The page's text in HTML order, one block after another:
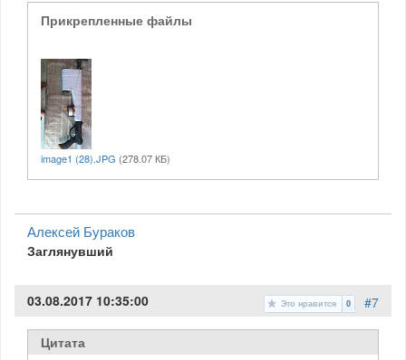
Прикрепленные файлы
image1 (28).JPG (278.07 КБ)
Алексей Бураков
Заглянувший
#7
Это нравится 0
03.08.2017 10:35:00
Цитата